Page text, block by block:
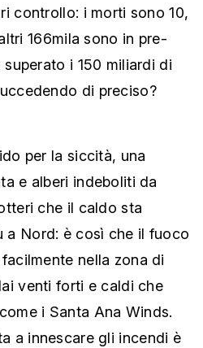
controllo: i morti sono 10,
166mila sono in pre-
i 150 miliardi di
di preciso?
per la siccità, una
e alberi indeboliti da
che il caldo sta
a Nord: è così che il fuoco
nella zona di
venti forti e caldi che
i Santa Ana Winds.
a innescare gli incendi è